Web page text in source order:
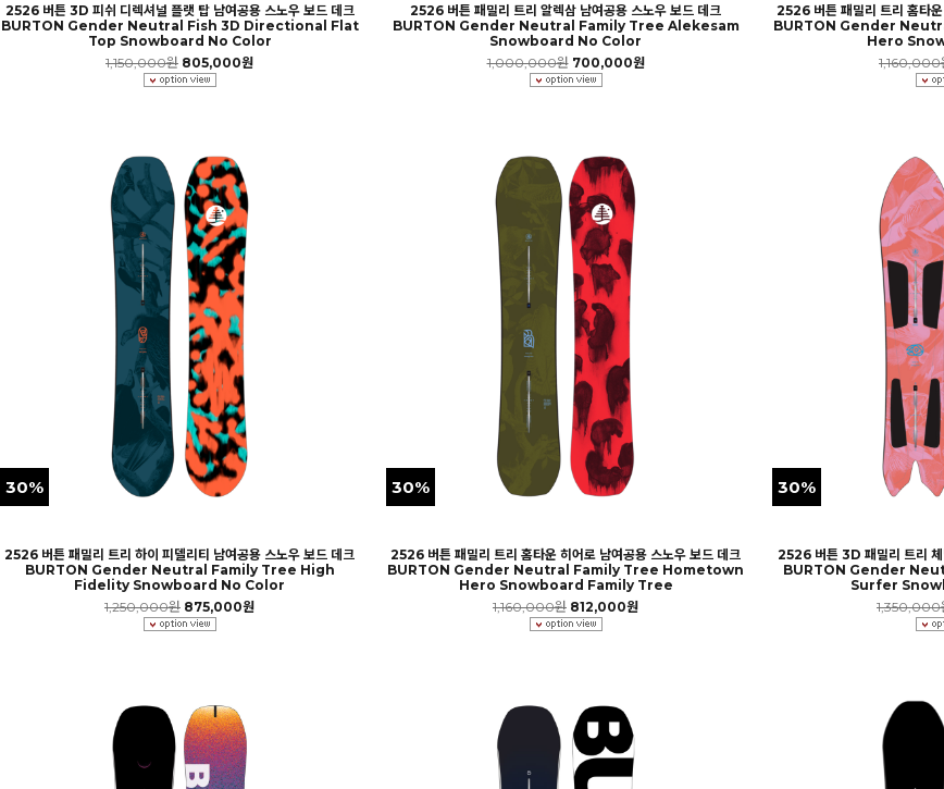
2526 버튼 3D 피쉬 디렉셔널 플랫 탑 남여공용 스노우 보드 데크
BURTON Gender Neutral Fish 3D Directional Flat
Top Snowboard No Color
1,150,000원 805,000원
2526 버튼 패밀리 트리 알렉삼 남여공용 스노우 보드 데크
BURTON Gender Neutral Family Tree Alekesam
Snowboard No Color
1,000,000원 700,000원
2526 버튼 패밀리 트리 홈타
BURTON Gender
Hero
1,160,000
30%
2526 버튼 패밀리 트리 하이 피델리티 남여공용 스노우 보드 데크
BURTON Gender Neutral Family Tree High
Fidelity Snowboard No Color
1,250,000원 875,000원
30%
2526 버튼 패밀리 트리 홈타운 히어로 남여공용 스노우 보드 데크
BURTON Gender Neutral Family Tree Hometown
Hero Snowboard Family Tree
1,160,000원 812,000원
30%
2526 버튼 3D 패밀리 트리 체
BURTON Gender
Surfer
1,350,000